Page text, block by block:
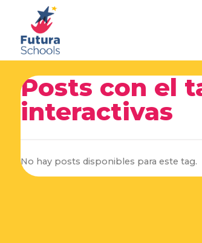
Posts con el
interactivas
No hay posts disponibles para este tag.